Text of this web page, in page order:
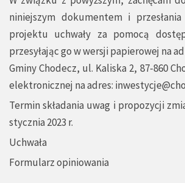
niniejszym dokumentem i
projektu uchwały za pomocą
przesyłając go w wersji papierowej na
Gminy Chodecz, ul. Kaliska 2, 87-860
elektronicznej na adres:
Termin składania uwag i propozycji
stycznia 2023 r.
Uchwała
Formularz opiniowania